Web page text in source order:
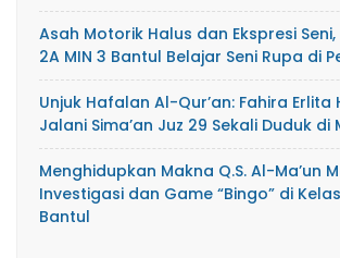
Asah Motorik Halus dan Ekspresi Seni,
2A MIN 3 Bantul Belajar Seni Rupa di
Unjuk Hafalan Al-Qur’an: Fahira Erlita
Jalani Sima’an Juz 29 Sekali Duduk di
Menghidupkan Makna Q.S. Al-Ma’un
Investigasi dan Game “Bingo” di
Bantul